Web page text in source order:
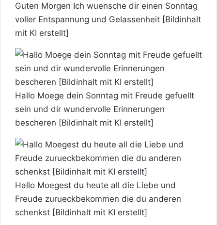
Guten Morgen Ich wuensche dir einen Sonntag
voller Entspannung und Gelassenheit [Bildinhalt
mit KI erstellt]
Hallo Moege dein Sonntag mit Freude gefuellt
sein und dir wundervolle Erinnerungen
bescheren [Bildinhalt mit KI erstellt]
Hallo Moegest du heute all die Liebe und
Freude zurueckbekommen die du anderen
schenkst [Bildinhalt mit KI erstellt]